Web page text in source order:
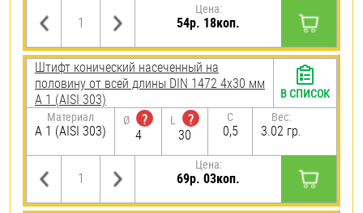
Цена:
54р. 18коп.
Штифт конический насеченный на
половину от всей длины DIN 1472 4х30 мм
А 1 (AISI 303)
Материал
А 1 (AISI 303)
Ø
?
4
L
?
30
C
0,5
Вес:
3.02 гр.
Цена:
69р. 03коп.
В СПИСОК